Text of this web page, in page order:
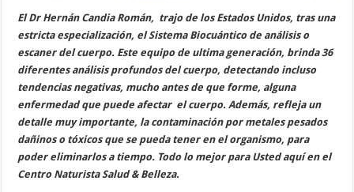
El Dr Hernán Candia Román, trajo de los Estados Unidos, tras una
estricta especialización, el Sistema Biocuántico de análisis o
escaner del cuerpo. Este equipo de ultima generación, brinda 36
diferentes análisis profundos del cuerpo, detectando incluso
tendencias negativas, mucho antes de que forme, alguna
enfermedad que puede afectar el cuerpo. Además, refleja un
detalle muy importante, la contaminación por metales pesados
dañinos o tóxicos que se pueda tener en el organismo, para
poder eliminarlos a tiempo. Todo lo mejor para Usted aquí en el
Centro Naturista Salud & Belleza.